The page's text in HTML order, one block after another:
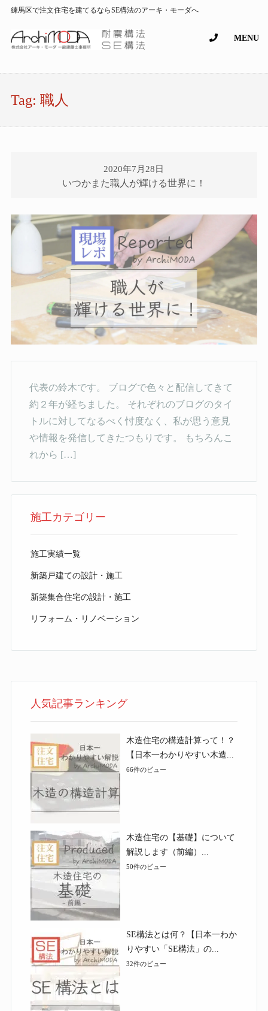
練馬区で注文住宅を建てるならSE構法のアーキ・モーダへ
MENU
Tag: 職人
2020年7月28日
いつかまた職人が輝ける世界に！
代表の鈴木です。 ブログで色々と配信してきて
約２年が経ちました。 それぞれのブログのタイ
トルに対してなるべく忖度なく、私が思う意見
や情報を発信してきたつもりです。 もちろんこ
れから […]
施工カテゴリー
施工実績一覧
新築戸建ての設計・施工
新築集合住宅の設計・施工
リフォーム・リノベーション
人気記事ランキング
木造住宅の構造計算って！？
【日本一わかりやすい木造...
66件のビュー
木造住宅の【基礎】について
解説します（前編）...
50件のビュー
SE構法とは何？【日本一わか
りやすい「SE構法」の...
32件のビュー